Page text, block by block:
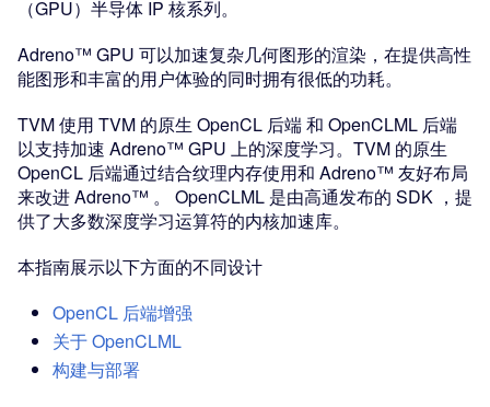
（GPU）半导体 IP 核系列。
Adreno™ GPU 可以加速复杂几何图形的渲染，在提供高性
能图形和丰富的用户体验的同时拥有很低的功耗。
TVM 使用 TVM 的原生 OpenCL 后端 和 OpenCLML 后端
以支持加速 Adreno™ GPU 上的深度学习。TVM 的原生
OpenCL 后端通过结合纹理内存使用和 Adreno™ 友好布局
来改进 Adreno™ 。 OpenCLML 是由高通发布的 SDK ，提
供了大多数深度学习运算符的内核加速库。
本指南展示以下方面的不同设计
OpenCL 后端增强
关于 OpenCLML
构建与部署